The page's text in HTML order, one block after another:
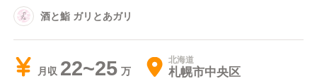
酒と鮨 ガリとあガリ
月収 22~25 北海道
札幌市中央区